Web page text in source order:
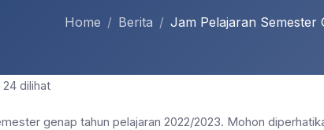
Home Berita Jam Pelajaran Semester
24 dilihat
genap tahun pelajaran 2022/2023. Mohon